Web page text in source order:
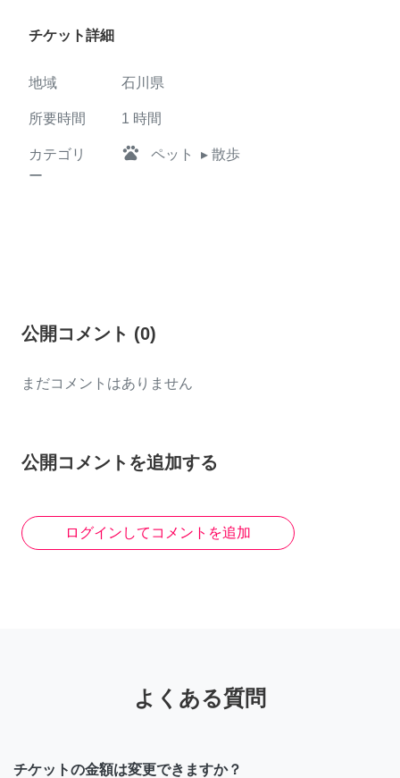
チケット詳細
地域 石川県
所要時間 1 時間
カテゴリ
ー
pets ペット ▸ 散歩
公開コメント (0)
まだコメントはありません
公開コメントを追加する
ログインしてコメントを追加
よくある質問
チケットの金額は変更できますか？